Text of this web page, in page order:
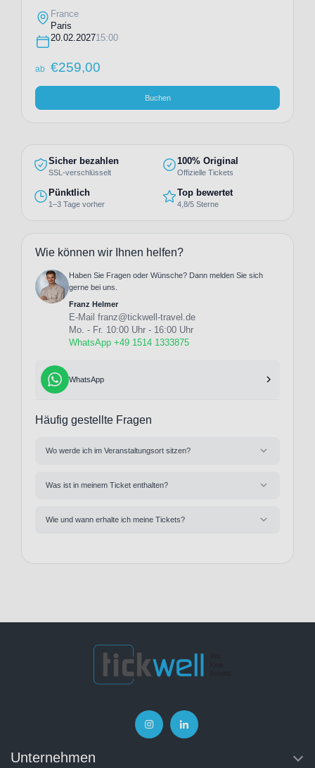
France
Paris
20.02.202715:00
ab €259,00
Buchen
Sicher bezahlen
SSL-verschlüsselt
100% Original
Offizielle Tickets
Pünktlich
1–3 Tage vorher
Top bewertet
4,8/5 Sterne
Wie können wir Ihnen helfen?
Haben Sie Fragen oder Wünsche? Dann melden Sie sich
gerne bei uns.
Franz Helmer
E-Mail franz@tickwell-travel.de
Mo. - Fr. 10:00 Uhr - 16:00 Uhr
WhatsApp +49 1514 1333875
WhatsApp
Häufig gestellte Fragen
Wo werde ich im Veranstaltungsort sitzen?
Was ist in meinem Ticket enthalten?
Wie und wann erhalte ich meine Tickets?
Unternehmen